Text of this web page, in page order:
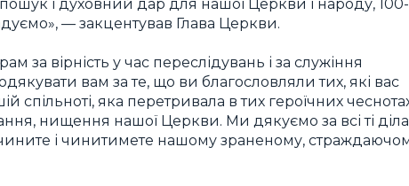
і духовний дар для нашої Церкви і народу, 100-
— закцентував Глава Церкви.
за вірність у час переслідувань і за служіння
вам за те, що ви благословляли тих, які вас
спільноті, яка перетривала в тих героїчних
нищення нашої Церкви. Ми дякуємо за всі ті діла
і чинитимете нашому зраненому,